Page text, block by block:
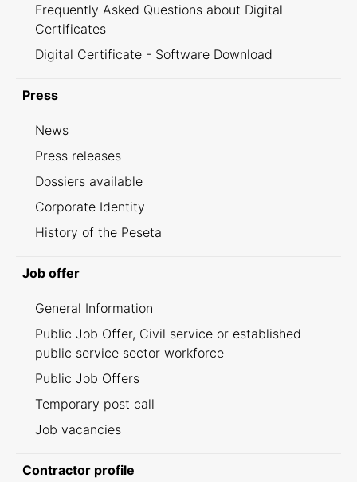
Frequently Asked Questions about Digital
Certificates
Digital Certificate - Software Download
Press
News
Press releases
Dossiers available
Corporate Identity
History of the Peseta
Job offer
General Information
Public Job Offer, Civil service or established
public service sector workforce
Public Job Offers
Temporary post call
Job vacancies
Contractor profile